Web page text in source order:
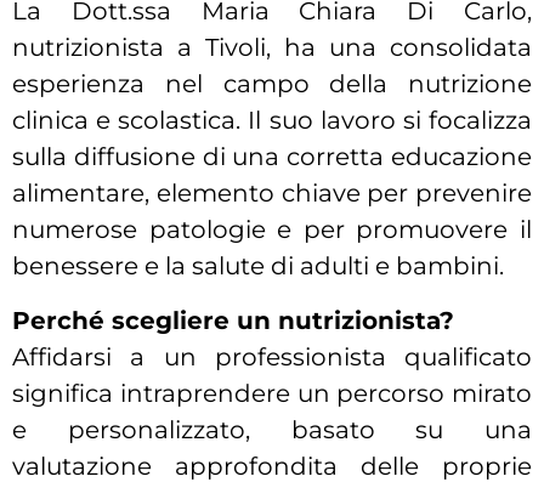
La Dott.ssa Maria Chiara Di Carlo,
nutrizionista a Tivoli, ha una consolidata
esperienza nel campo della nutrizione
clinica e scolastica. Il suo lavoro si focalizza
sulla diffusione di una corretta educazione
alimentare, elemento chiave per prevenire
numerose patologie e per promuovere il
benessere e la salute di adulti e bambini.
Perché scegliere un nutrizionista?
Affidarsi a un professionista qualificato
significa intraprendere un percorso mirato
e personalizzato, basato su una
valutazione approfondita delle proprie